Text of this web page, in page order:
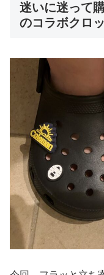
迷いに迷って
のコラボクロ